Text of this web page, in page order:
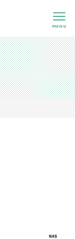
MENU